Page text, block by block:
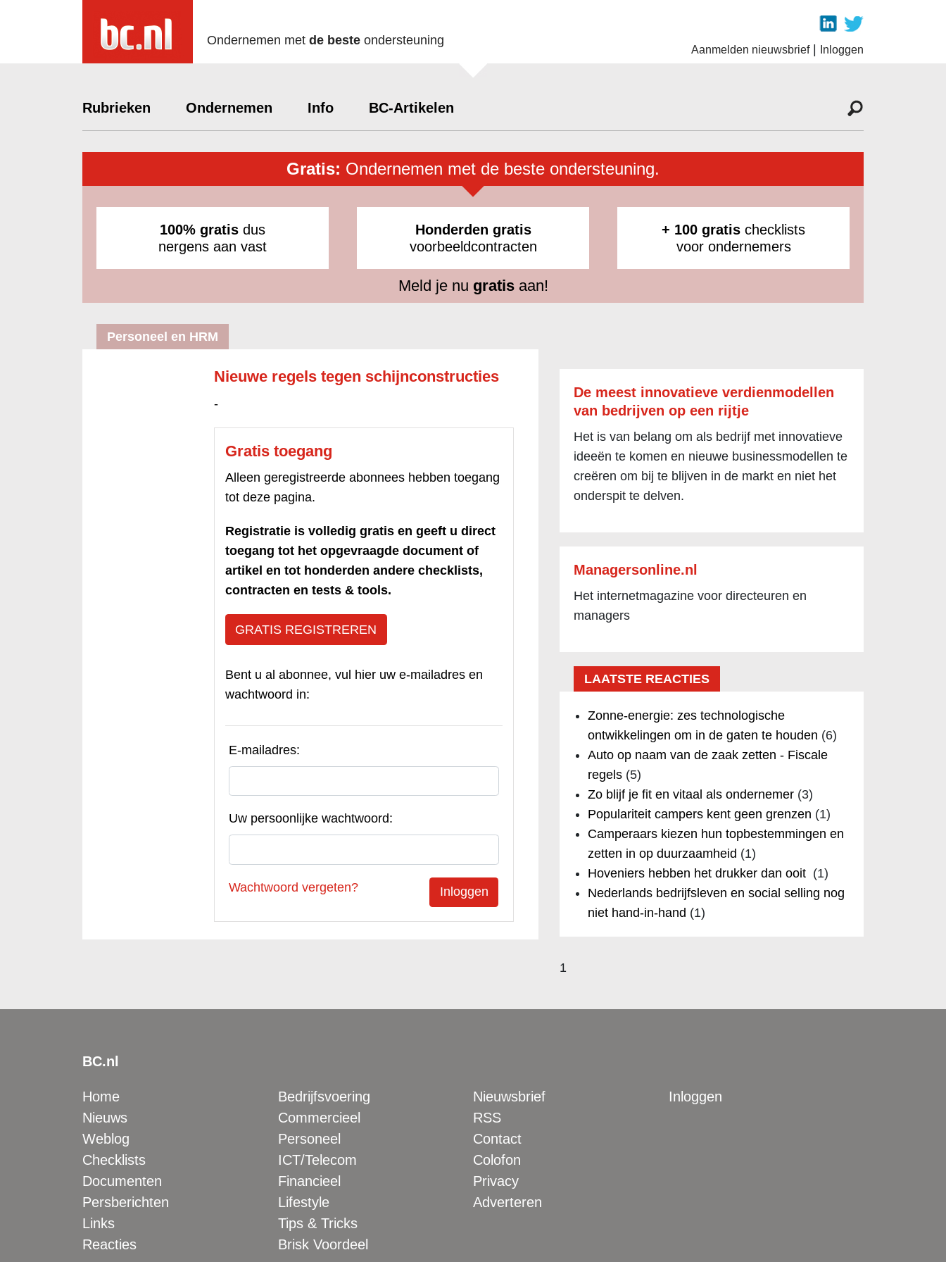
Ondernemen met de beste ondersteuning
Aanmelden nieuwsbrief| Inloggen
Rubrieken Ondernemen Info BC-Artikelen
Gratis: Ondernemen met de beste ondersteuning.
100% gratis dus
nergens aan vast
Honderden gratis
voorbeeldcontracten
+ 100 gratis checklists
voor ondernemers
Meld je nu gratisaan!
Personeel en HRM
Nieuwe regels tegen schijnconstructies
-
Gratis toegang
Alleen geregistreerde abonnees hebben toegang
tot deze pagina.
Registratie is volledig gratis en geeft u direct
toegang tot het opgevraagde document of
artikel en tot honderden andere checklists,
contracten en tests & tools.
GRATIS REGISTREREN
Bent u al abonnee, vul hier uw e-mailadres en
wachtwoord in:
E-mailadres:
Uw persoonlijke wachtwoord:
Wachtwoord vergeten?
De meest innovatieve verdienmodellen
van bedrijven op een rijtje
Het is van belang om als bedrijf met innovatieve
ideeën te komen en nieuwe businessmodellen te
creëren om bij te blijven in de markt en niet het
onderspit te delven.
Managersonline.nl
Het internetmagazine voor directeuren en
managers
LAATSTE REACTIES
Zonne-energie: zes technologische
ontwikkelingen om in de gaten te houden (6)
Auto op naam van de zaak zetten - Fiscale
regels(5)
Zo blijf je fit en vitaal als ondernemer(3)
Populariteit campers kent geen grenzen (1)
Camperaars kiezen hun topbestemmingen en
zetten in op duurzaamheid (1)
Hoveniers hebben het drukker dan ooit (1)
Nederlands bedrijfsleven en social selling nog
niet hand-in-hand (1)
1
BC.nl
Home
Nieuws
Weblog
Checklists
Documenten
Persberichten
Links
Reacties
Bedrijfsvoering
Commercieel
Personeel
ICT/Telecom
Financieel
Lifestyle
Tips & Tricks
Brisk Voordeel
Nieuwsbrief
RSS
Contact
Colofon
Privacy
Adverteren
Inloggen